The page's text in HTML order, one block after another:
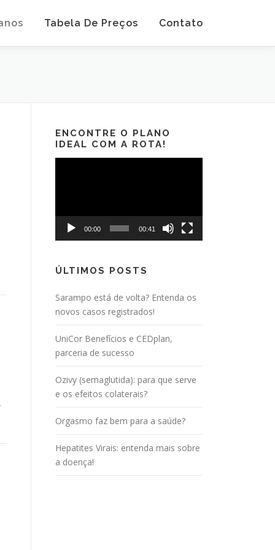
Tabela De Preços Contato
ENCONTRE O PLANO
IDEAL COM A ROTA!
00:00 00:41
ÚLTIMOS POSTS
Sarampo está de volta? Entenda os
novos casos registrados!
UniCor Benefícios e CEDplan,
parceria de sucesso
Ozivy (semaglutida): para que serve
e os efeitos colaterais?
Orgasmo faz bem para a saúde?
Hepatites Virais: entenda mais sobre
a doença!